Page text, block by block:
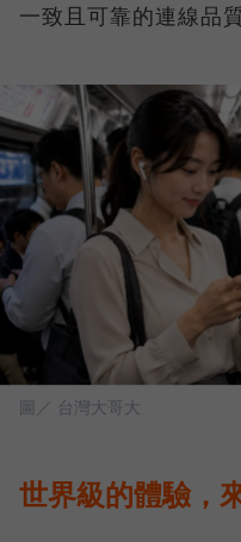
一致且可靠的連線品質
圖／ 台灣大哥大
世界級的體驗，